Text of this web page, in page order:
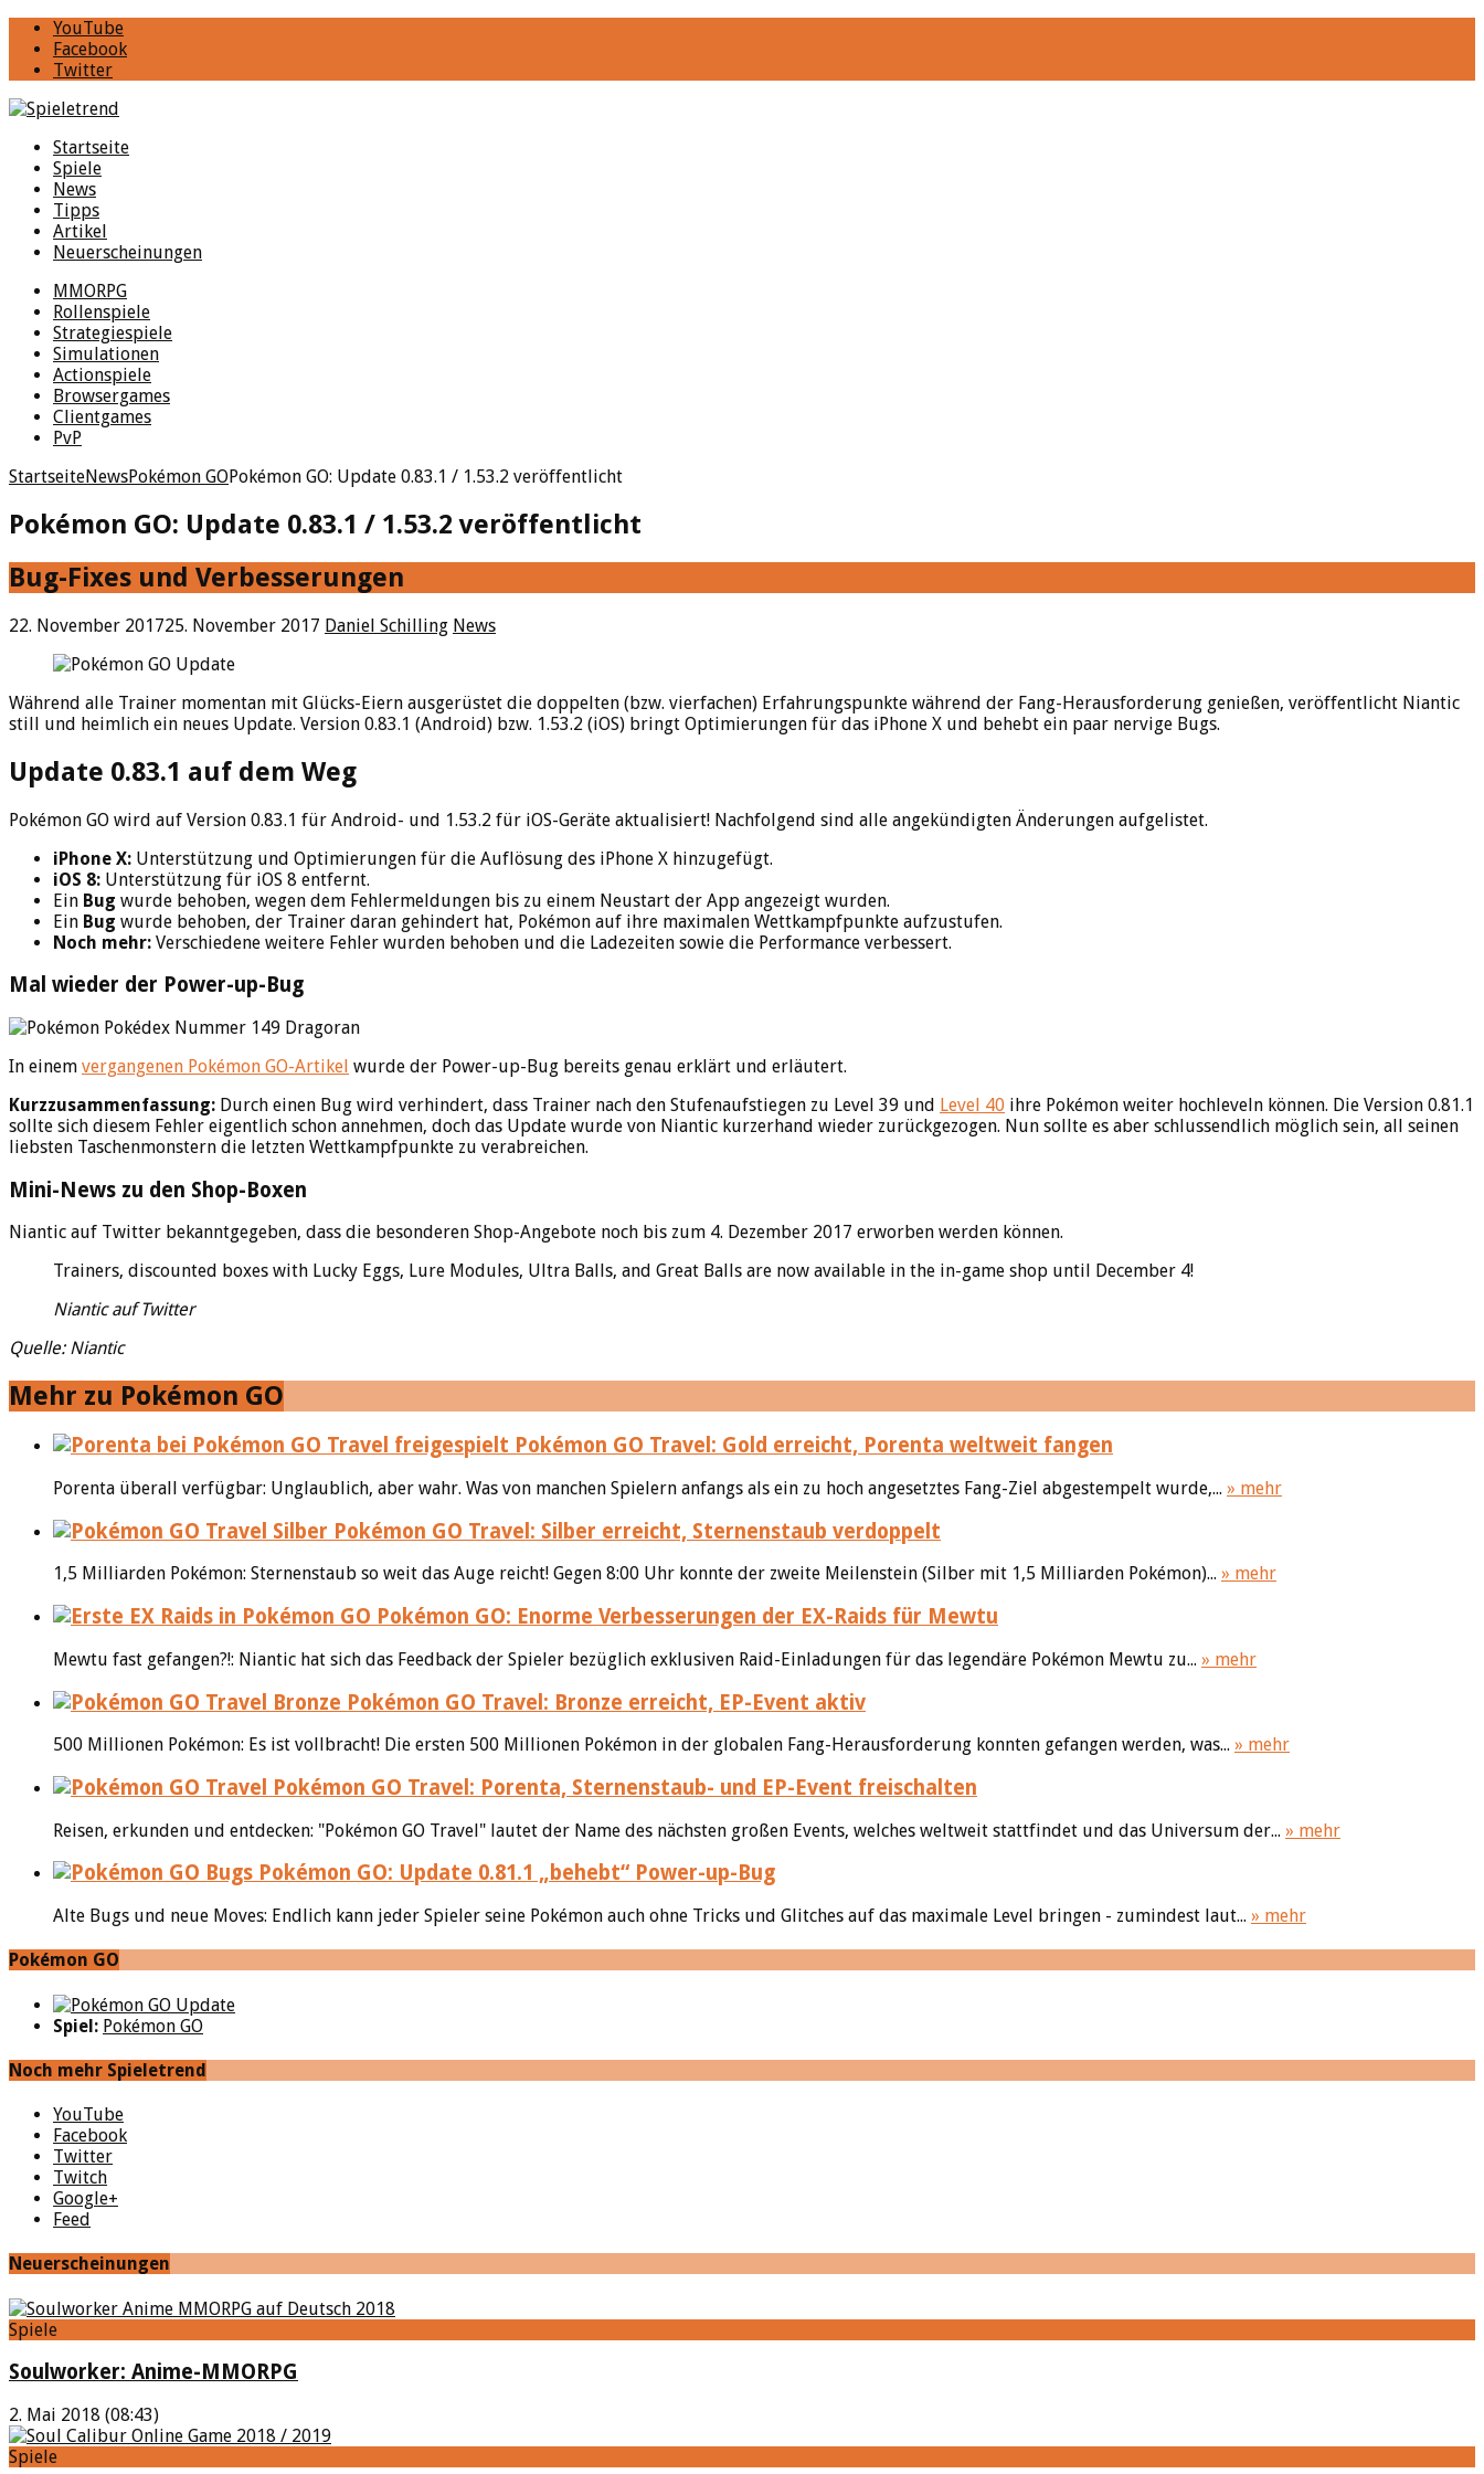
YouTube
Facebook
Twitter
Startseite
Spiele
News
Tipps
Artikel
Neuerscheinungen
MMORPG
Rollenspiele
Strategiespiele
Simulationen
Actionspiele
Browsergames
Clientgames
PvP
StartseiteNewsPokémon GOPokémon GO: Update 0.83.1 / 1.53.2 veröffentlicht
Pokémon GO: Update 0.83.1 / 1.53.2 veröffentlicht
Bug-Fixes und Verbesserungen
22. November 201725. November 2017 Daniel Schilling News
Während alle Trainer momentan mit Glücks-Eiern ausgerüstet die doppelten (bzw. vierfachen) Erfahrungspunkte während der Fang-Herausforderung genießen, veröffentlicht Niantic
still und heimlich ein neues Update. Version 0.83.1 (Android) bzw. 1.53.2 (iOS) bringt Optimierungen für das iPhone X und behebt ein paar nervige Bugs.
Update 0.83.1 auf dem Weg
Pokémon GO wird auf Version 0.83.1 für Android- und 1.53.2 für iOS-Geräte aktualisiert! Nachfolgend sind alle angekündigten Änderungen aufgelistet.
iPhone X: Unterstützung und Optimierungen für die Auflösung des iPhone X hinzugefügt.
iOS 8: Unterstützung für iOS 8 entfernt.
Ein Bug wurde behoben, wegen dem Fehlermeldungen bis zu einem Neustart der App angezeigt wurden.
Ein Bug wurde behoben, der Trainer daran gehindert hat, Pokémon auf ihre maximalen Wettkampfpunkte aufzustufen.
Noch mehr: Verschiedene weitere Fehler wurden behoben und die Ladezeiten sowie die Performance verbessert.
Mal wieder der Power-up-Bug
In einem vergangenen Pokémon GO-Artikel wurde der Power-up-Bug bereits genau erklärt und erläutert.
Kurzzusammenfassung: Durch einen Bug wird verhindert, dass Trainer nach den Stufenaufstiegen zu Level 39 und Level 40 ihre Pokémon weiter hochleveln können. Die Version 0.81.1
sollte sich diesem Fehler eigentlich schon annehmen, doch das Update wurde von Niantic kurzerhand wieder zurückgezogen. Nun sollte es aber schlussendlich möglich sein, all seinen
liebsten Taschenmonstern die letzten Wettkampfpunkte zu verabreichen.
Mini-News zu den Shop-Boxen
Niantic auf Twitter bekanntgegeben, dass die besonderen Shop-Angebote noch bis zum 4. Dezember 2017 erworben werden können.
Trainers, discounted boxes with Lucky Eggs, Lure Modules, Ultra Balls, and Great Balls are now available in the in-game shop until December 4!
Niantic auf Twitter
Quelle: Niantic
Mehr zu Pokémon GO
Pokémon GO Travel: Gold erreicht, Porenta weltweit fangen
Porenta überall verfügbar: Unglaublich, aber wahr. Was von manchen Spielern anfangs als ein zu hoch angesetztes Fang-Ziel abgestempelt wurde,... » mehr
Pokémon GO Travel: Silber erreicht, Sternenstaub verdoppelt
1,5 Milliarden Pokémon: Sternenstaub so weit das Auge reicht! Gegen 8:00 Uhr konnte der zweite Meilenstein (Silber mit 1,5 Milliarden Pokémon)... » mehr
Pokémon GO: Enorme Verbesserungen der EX-Raids für Mewtu
Mewtu fast gefangen?!: Niantic hat sich das Feedback der Spieler bezüglich exklusiven Raid-Einladungen für das legendäre Pokémon Mewtu zu... » mehr
Pokémon GO Travel: Bronze erreicht, EP-Event aktiv
500 Millionen Pokémon: Es ist vollbracht! Die ersten 500 Millionen Pokémon in der globalen Fang-Herausforderung konnten gefangen werden, was... » mehr
Pokémon GO Travel: Porenta, Sternenstaub- und EP-Event freischalten
Reisen, erkunden und entdecken: "Pokémon GO Travel" lautet der Name des nächsten großen Events, welches weltweit stattfindet und das Universum der... » mehr
Pokémon GO: Update 0.81.1 „behebt“ Power-up-Bug
Alte Bugs und neue Moves: Endlich kann jeder Spieler seine Pokémon auch ohne Tricks und Glitches auf das maximale Level bringen - zumindest laut... » mehr
Pokémon GO
Spiel: Pokémon GO
Noch mehr Spieletrend
YouTube
Facebook
Twitter
Twitch
Google+
Feed
Neuerscheinungen
Spiele
Soulworker: Anime-MMORPG
2. Mai 2018 (08:43)
Spiele